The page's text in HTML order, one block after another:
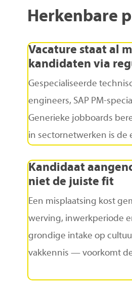
Herkenbare
Vacature staat al
kandidaten via
Gespecialiseerde
engineers, SAP PM-
Generieke jobboards
in sectornetwerken is de
Kandidaat
niet de juiste fit
Een misplaatsing kost
werving, inwerkperiode
grondige intake op
vakkennis — voorkomt